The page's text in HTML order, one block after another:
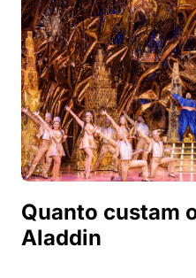
Quanto custam
Aladdin